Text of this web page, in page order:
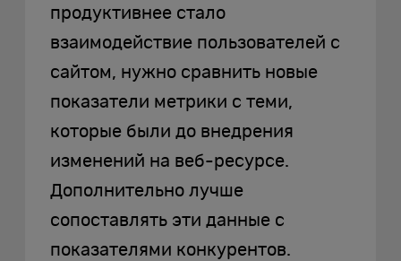
продуктивнее стало
взаимодействие пользователей с
сайтом, нужно сравнить новые
показатели метрики с теми,
которые были до внедрения
изменений на веб-ресурсе.
Дополнительно лучше
сопоставлять эти данные с
показателями конкурентов.